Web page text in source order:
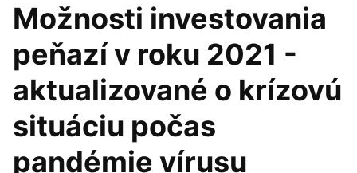
Možnosti investovania
peňazí v roku 2021 -
aktualizované o krízovú
situáciu počas
pandémie vírusu